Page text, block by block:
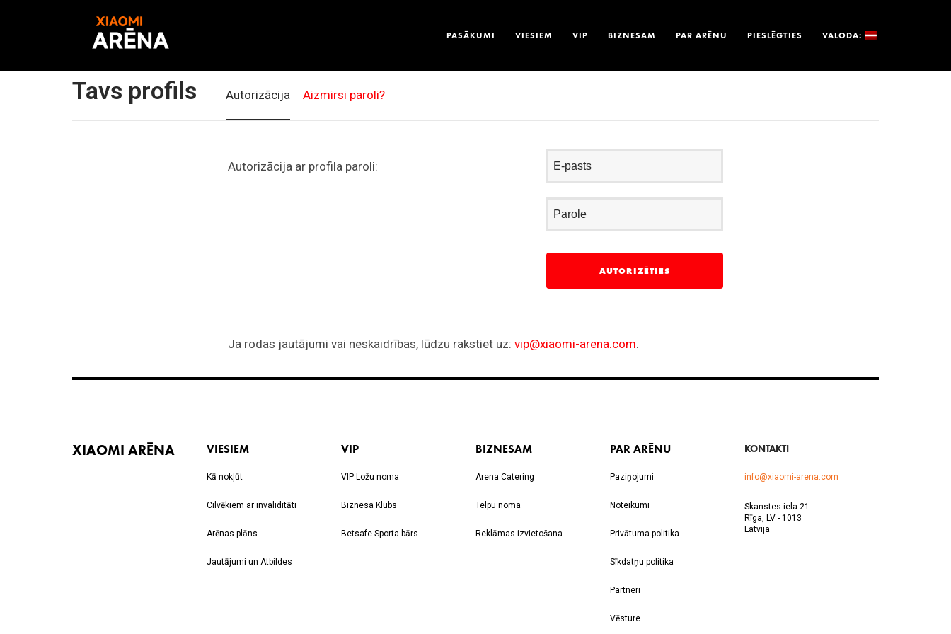
PASĀKUMI VIESIEM VIP BIZNESAM PAR ARĒNU PIESLĒGTIES VALODA:
XIAOMI ARĒNA VIESIEM
Kā nokļūt
Cilvēkiem ar invaliditāti
Arēnas plāns
Jautājumi un Atbildes
VIP
VIP Ložu noma
Biznesa Klubs
Betsafe Sporta bārs
BIZNESAM
Arena Catering
Telpu noma
Reklāmas izvietošana
PAR ARĒNU
Paziņojumi
Noteikumi
Privātuma politika
Sīkdatņu politika
Partneri
Vēsture
KONTAKTI
info@xiaomi-arena.com
Skanstes iela 21
Rīga, LV - 1013
Latvija